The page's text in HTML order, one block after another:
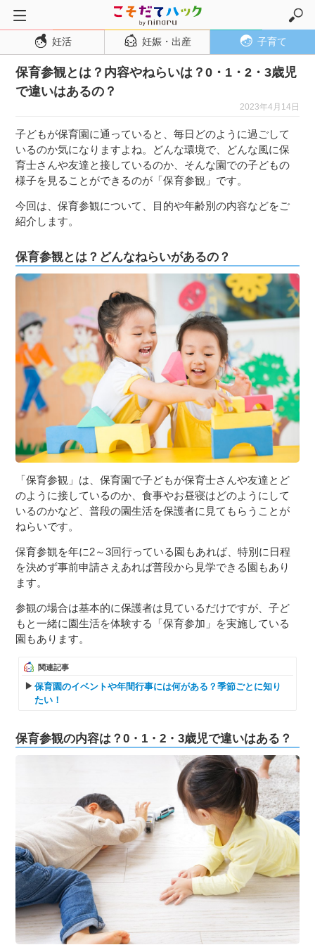
トップページ
妊活
妊娠・出産
妊娠初期
妊娠中期
出産
０歳児
２歳児
３〜６歳児
７〜１２歳児
妊活 妊娠・出産 子育て
保育参観とは？内容やねらいは？0・1・2・3歳児
で違いはあるの？
2023年4月14日
子どもが保育園に通っていると、毎日どのように過ごして
いるのか気になりますよね。どんな環境で、どんな風に保
育士さんや友達と接しているのか、そんな園での子どもの
様子を見ることができるのが「保育参観」です。
今回は、保育参観について、目的や年齢別の内容などをご
紹介します。
保育参観とは？どんなねらいがあるの？
「保育参観」は、保育園で子どもが保育士さんや友達とど
のように接しているのか、食事やお昼寝はどのようにして
いるのかなど、普段の園生活を保護者に見てもらうことが
ねらいです。
保育参観を年に2～3回行っている園もあれば、特別に日程
を決めず事前申請さえあれば普段から見学できる園もあり
ます。
参観の場合は基本的に保護者は見ているだけですが、子ど
もと一緒に園生活を体験する「保育参加」を実施している
園もあります。
関連記事
保育園のイベントや年間行事には何がある？季節ごとに知り
たい！
保育参観の内容は？0・1・2・3歳児で違いはある？